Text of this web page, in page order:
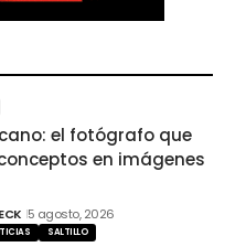
el fotógrafo que
en imágenes
5 agosto, 2026
SALTILLO